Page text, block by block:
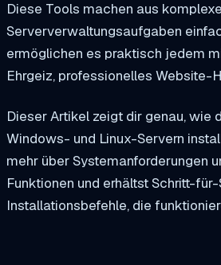
Diese Tools machen aus
Serververwaltungsaufgaben
ermöglichen es praktisch jedem
Ehrgeiz, professionelles Website-
Dieser Artikel zeigt dir genau, wie
Windows- und Linux-Servern
mehr über Systemanforderungen
Funktionen und erhältst Schritt-
Installationsbefehle, die